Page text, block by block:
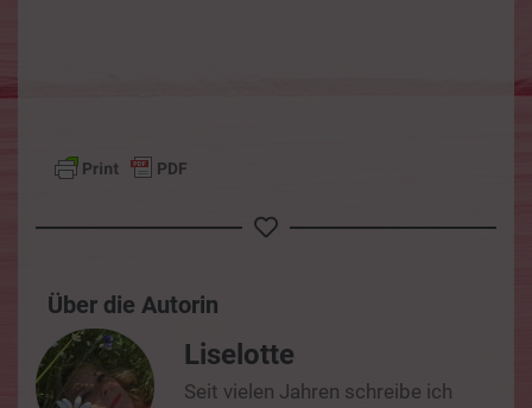
Über die Autorin
Liselotte
Seit vielen Jahren schreibe ich